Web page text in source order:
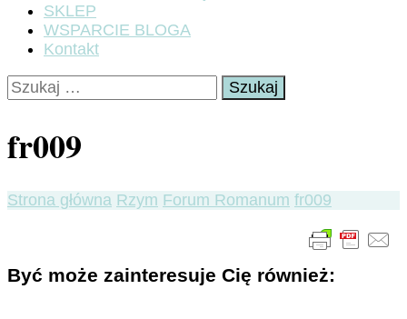
SKLEP
WSPARCIE BLOGA
Kontakt
Szukaj:
fr009
Strona główna Rzym Forum Romanum fr009
Być może zainteresuje Cię również: